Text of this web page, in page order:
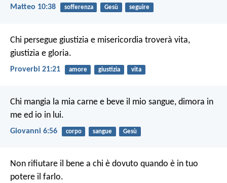
Matteo 10:38 sofferenza Gesù seguire
Chi persegue giustizia e misericordia troverà vita,
giustizia e gloria.
Proverbi 21:21 amore giustizia vita
Chi mangia la mia carne e beve il mio sangue, dimora in
me ed io in lui.
Giovanni 6:56 corpo sangue Gesù
Non rifiutare il bene a chi è dovuto quando è in tuo
potere il farlo.